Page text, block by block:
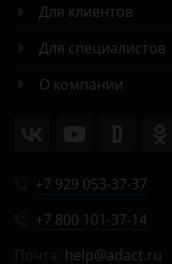
Для клиентов
Для специалистов
О компании
+7 929 053-37-37
+7 800 101-37-14
help@adact.ru